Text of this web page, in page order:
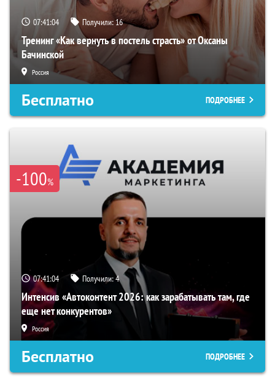
07:41:03 Получили:16
Тренинг «Как вернуть в постель страсть» от Оксаны
Бачинской
Россия
Бесплатно ПОДРОБНЕЕ
-100%
07:41:03 Получили:4
Интенсив «Автоконтент 2026: как зарабатывать там, где
еще нет конкурентов»
Россия
Бесплатно ПОДРОБНЕЕ